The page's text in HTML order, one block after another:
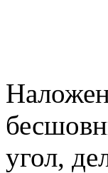
угол,